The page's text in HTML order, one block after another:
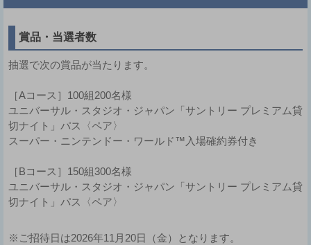
賞品・当選者数
抽選で次の賞品が当たります。
［Aコース］100組200名様
ユニバーサル・スタジオ・ジャパン「サントリー プレミアム貸
切ナイト」パス〈ペア〉
スーパー・ニンテンドー・ワールド™入場確約券付き
［Bコース］150組300名様
ユニバーサル・スタジオ・ジャパン「サントリー プレミアム貸
切ナイト」パス〈ペア〉
※ご招待日は2026年11月20日（金）となります。